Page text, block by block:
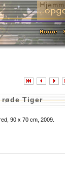
Tiger
90 x 70 cm, 2009.